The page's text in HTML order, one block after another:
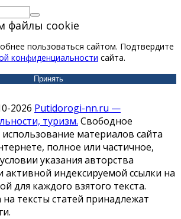
файлы cookie
пользоваться сайтом. Подтвердите
конфиденциальности сайта.
Принять
2026 Putidorogi-nn.ru —
туризм. Свободное
материалов сайта
полное или частичное,
указания авторства
индексируемой ссылки на
для каждого взятого текста.
тексты статей принадлежат